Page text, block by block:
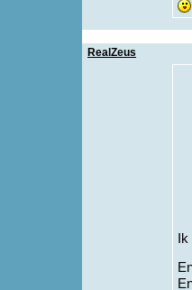
RealZeus